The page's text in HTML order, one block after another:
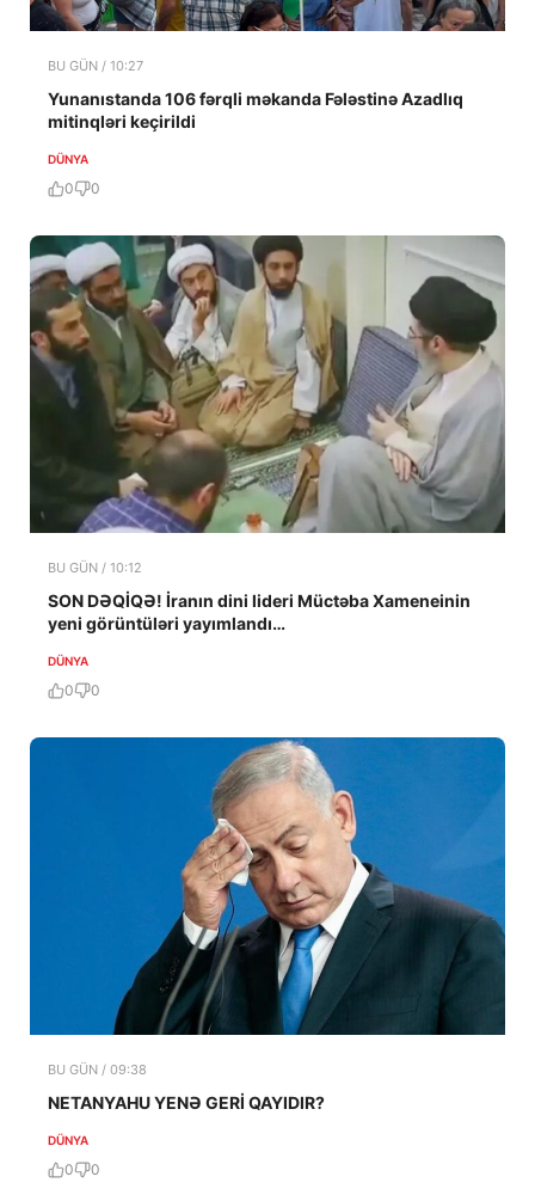
BU GÜN / 10:27
Yunanıstanda 106 fərqli məkanda Fələstinə Azadlıq
mitinqləri keçirildi
DÜNYA
0 0
BU GÜN / 10:12
SON DƏQİQƏ! İranın dini lideri Müctəba Xameneinin
yeni görüntüləri yayımlandı…
DÜNYA
0 0
BU GÜN / 09:38
NETANYAHU YENƏ GERİ QAYIDIR?
DÜNYA
0 0